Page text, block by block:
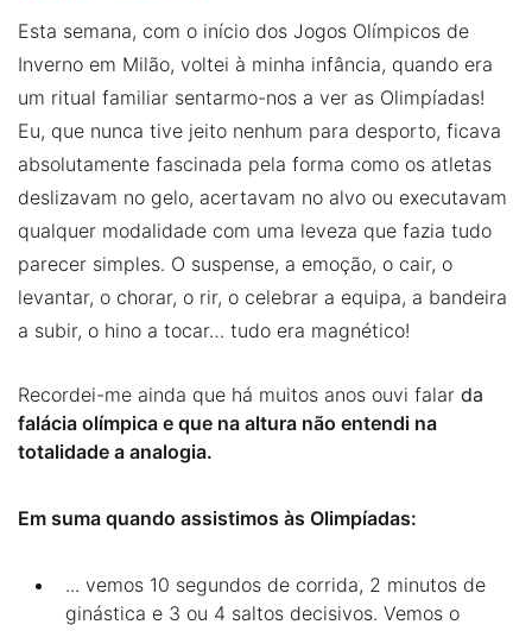
Esta semana, com o início dos Jogos Olímpicos de
Inverno em Milão, voltei à minha infância, quando era
um ritual familiar sentarmo-nos a ver as Olimpíadas!
Eu, que nunca tive jeito nenhum para desporto, ficava
absolutamente fascinada pela forma como os atletas
deslizavam no gelo, acertavam no alvo ou executavam
qualquer modalidade com uma leveza que fazia tudo
parecer simples. O suspense, a emoção, o cair, o
levantar, o chorar, o rir, o celebrar a equipa, a bandeira
a subir, o hino a tocar… tudo era magnético!
Recordei-me ainda que há muitos anos ouvi falar da
falácia olímpica e que na altura não entendi na
totalidade a analogia.
Em suma quando assistimos às Olimpíadas:
... vemos 10 segundos de corrida, 2 minutos de
ginástica e 3 ou 4 saltos decisivos. Vemos o